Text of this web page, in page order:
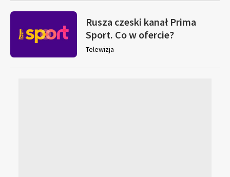
Rusza czeski kanał Prima
Sport. Co w ofercie?
Telewizja